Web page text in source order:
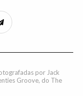
por Jack
Groove, do The